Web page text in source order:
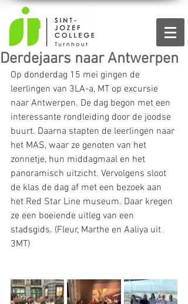
Derdejaars naar Antwerpen
Op donderdag 15 mei gingen de
leerlingen van 3LA-a, MT op excursie
naar Antwerpen. De dag begon met een
interessante rondleiding door de joodse
buurt. Daarna stapten de leerlingen naar
het MAS, waar ze genoten van het
zonnetje, hun middagmaal en het
panoramisch uitzicht. Vervolgens sloot
de klas de dag af met een bezoek aan
het Red Star Line museum. Daar kregen
ze een boeiende uitleg van een
stadsgids. (Fleur, Marthe en Aaliya uit
3MT)